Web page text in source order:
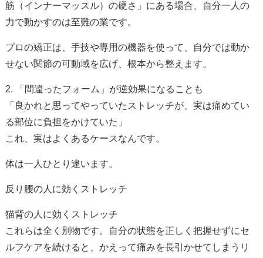
筋（インナーマッスル）の硬さ」にある場合、自分一人の
力で動かすのは至難の業です。
プロの矯正は、手技や専用の機器を使って、自分では動か
せない関節の可動域を広げ、根本から整えます。
2. 「間違ったフォーム」が逆効果になることも
「良かれと思ってやっていたストレッチが、実は痛めてい
る部位に負担をかけていた」
これ、実はよくあるケースなんです。
体は一人ひとり違います。
反り腰の人に効くストレッチ
猫背の人に効くストレッチ
これらは全く別物です。自分の状態を正しく把握せずにセ
ルフケアを続けると、かえって痛みを長引かせてしまうリ